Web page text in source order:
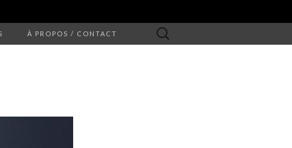
À PROPOS / CONTACT Rechercher :